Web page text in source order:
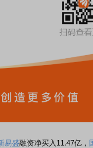
易盛融资净买入11.47亿，